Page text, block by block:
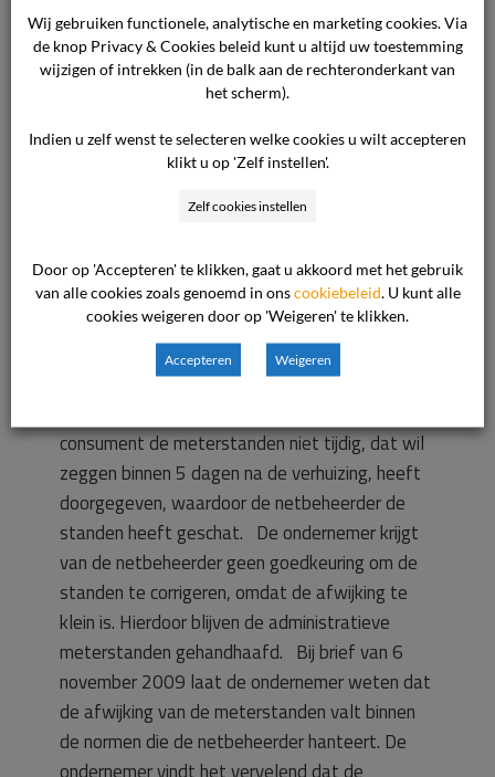
consument verder nog – in hoofdzaak – het
volgende aangevoerd. De consument heeft
geklaagd en daarbij aangegeven dat er sprake
werkelijke standen voorhanden waren. De
consument blijft bij zijn relaas van 14 januari
2010 en verzoekt de commissie de ondernemer
corrigeren aan de hand van de daarin genoemde
meterstanden.Standpunt van de ondernemer
Het standpunt van de ondernemer luidt in
hoofdzaak als volgt. Bij brief van 22 oktober
2009, betreffende de (adresgegevens), laat de
consument de meterstanden niet tijdig, dat wil
zeggen binnen 5 dagen na de verhuizing, heeft
doorgegeven, waardoor de netbeheerder de
standen heeft geschat. De ondernemer krijgt
van de netbeheerder geen goedkeuring om de
standen te corrigeren, omdat de afwijking te
klein is. Hierdoor blijven de administratieve
meterstanden gehandhaafd. Bij brief van 6
november 2009 laat de ondernemer weten dat
de afwijking van de meterstanden valt binnen
de normen die de netbeheerder hanteert. De
ondernemer vindt het vervelend dat de
Wij gebruiken functionele, analytische en marketing cookies. Via
de knop Privacy & Cookies beleid kunt u altijd uw toestemming
wijzigen of intrekken (in de balk aan de rechteronderkant van
het scherm).
Indien u zelf wenst te selecteren welke cookies u wilt accepteren
klikt u op 'Zelf instellen'.
Zelf cookies instellen
Door op 'Accepteren' te klikken, gaat u akkoord met het gebruik
van alle cookies zoals genoemd in onscookiebeleid . U kunt alle
cookies weigeren door op 'Weigeren' te klikken.
Accepteren Weigeren